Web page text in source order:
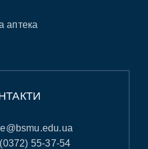
аптека
(0372) 55-37-54